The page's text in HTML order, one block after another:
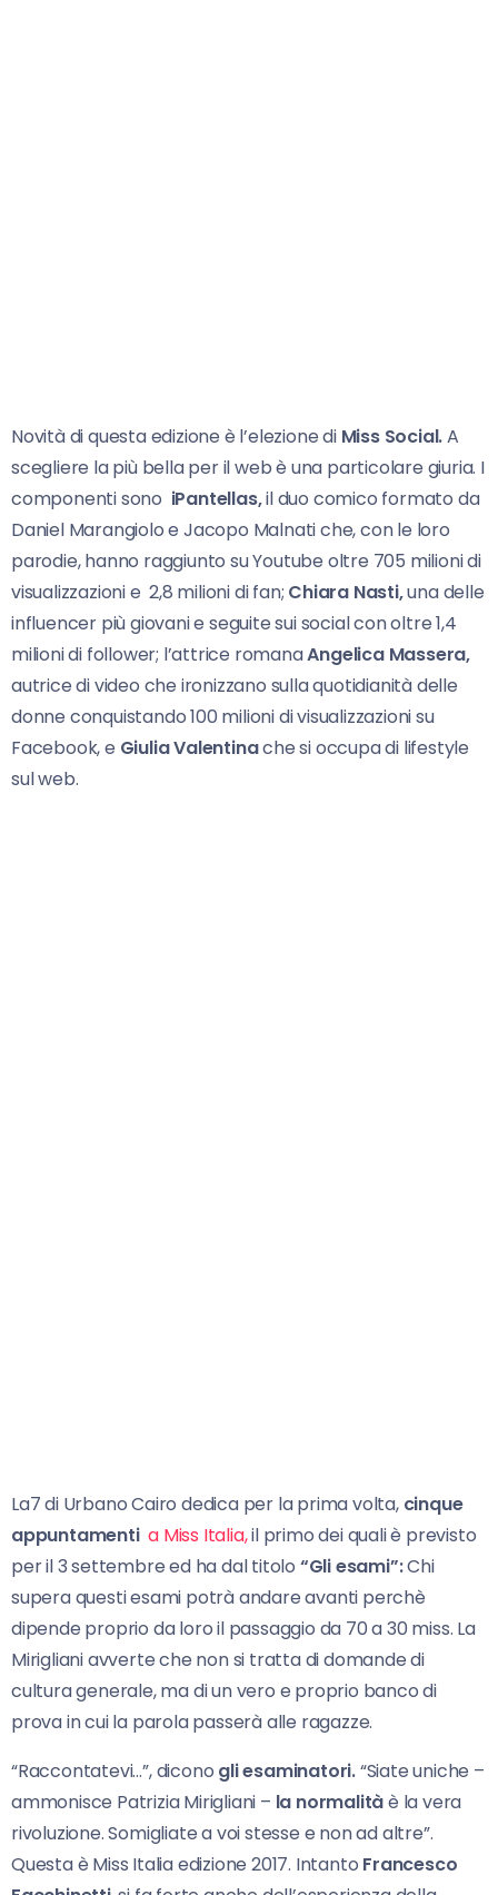
Novità di questa edizione è l’elezione di Miss Social.A
scegliere la più bella per il web è una particolare giuria. I
componenti sono iPantellas,il duo comico formato da
Daniel Marangiolo e Jacopo Malnati che, con le loro
parodie, hanno raggiunto su Youtube oltre 705 milioni di
visualizzazioni e 2,8 milioni di fan; Chiara Nasti,una delle
influencer più giovani e seguite sui social con oltre 1,4
milioni di follower; l’attrice romanaAngelica Massera,
autrice di video che ironizzano sulla quotidianità delle
donne conquistando 100 milioni di visualizzazioni su
Facebook, e Giulia Valentinache si occupa di lifestyle
sul web.
La7 di Urbano Cairo dedica per la prima volta, cinque
appuntamenti a Miss Italia,il primo dei quali è previsto
per il 3 settembre ed ha dal titolo “Gli esami”:Chi
supera questi esami potrà andare avanti perchè
dipende proprio da loro il passaggio da 70 a 30 miss. La
Mirigliani avverte che non si tratta di domande di
cultura generale, ma di un vero e proprio banco di
prova in cui la parola passerà alle ragazze.
“Raccontatevi…”, dicono gli esaminatori.“Siate uniche –
ammonisce Patrizia Mirigliani – la normalitàè la vera
rivoluzione. Somigliate a voi stesse e non ad altre”.
Questa è Miss Italia edizione 2017. Intanto Francesco